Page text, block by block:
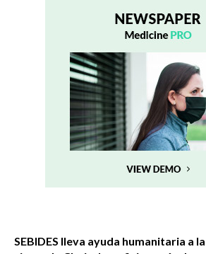
SEBIDES lleva ayuda humanitaria a la